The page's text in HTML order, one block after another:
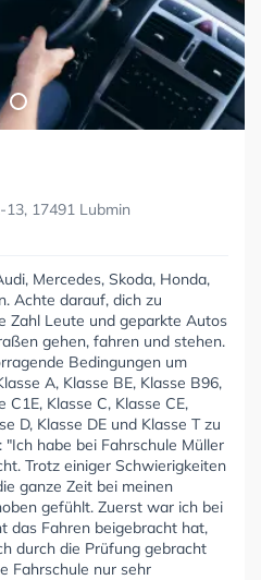
17491 Lubmin
Mercedes, Skoda, Honda,
Achte darauf, dich zu
Zahl Leute und geparkte Autos
gehen, fahren und stehen.
Bedingungen um
A, Klasse BE, Klasse B96,
C1E, Klasse C, Klasse CE,
D, Klasse DE und Klasse T zu
habe bei Fahrschule Müller
Trotz einiger Schwierigkeiten
ganze Zeit bei meinen
gefühlt. Zuerst war ich bei
das Fahren beigebracht hat,
durch die Prüfung gebracht
Fahrschule nur sehr